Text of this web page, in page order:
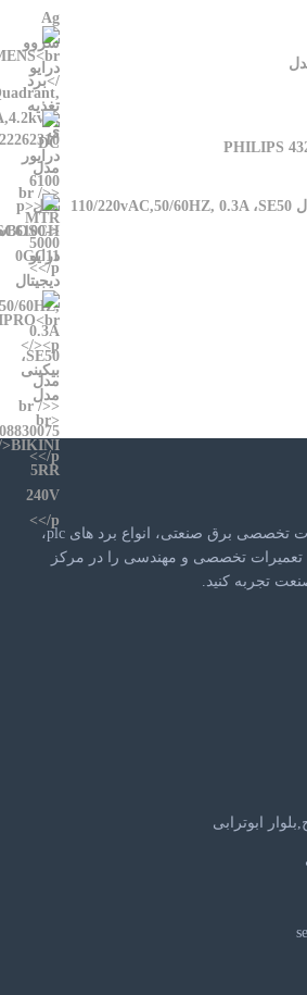
BOSCHسروو درایو دیجیتال 110/220vAC,50/60HZ, 0.3A ،SE50
سروو صنعت مرکز تعمیرات تخصصی برق صنعتی، انواع برد های plc،
تعمیرات تخصصی و مهندسی را در مرکز
تجربه کنید.
ابوترابی